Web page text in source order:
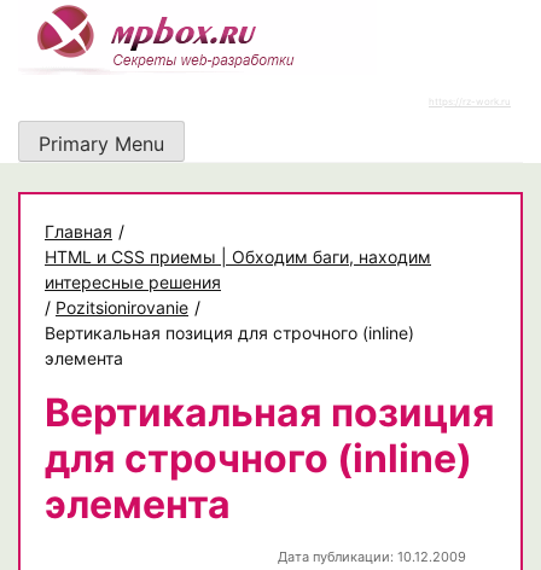
content
https://rz-work.ru
Primary Menu
Главная /
HTML и CSS приемы | Обходим баги, находим
интересные решения
/ Pozitsionirovanie /
Вертикальная позиция для строчного (inline)
элемента
Вертикальная позиция
для строчного (inline)
элемента
Дата публикации: 10.12.2009